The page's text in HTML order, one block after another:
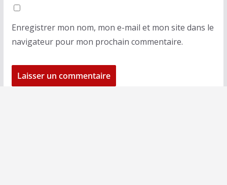
Enregistrer mon nom, mon e-mail et mon site dans le
navigateur pour mon prochain commentaire.